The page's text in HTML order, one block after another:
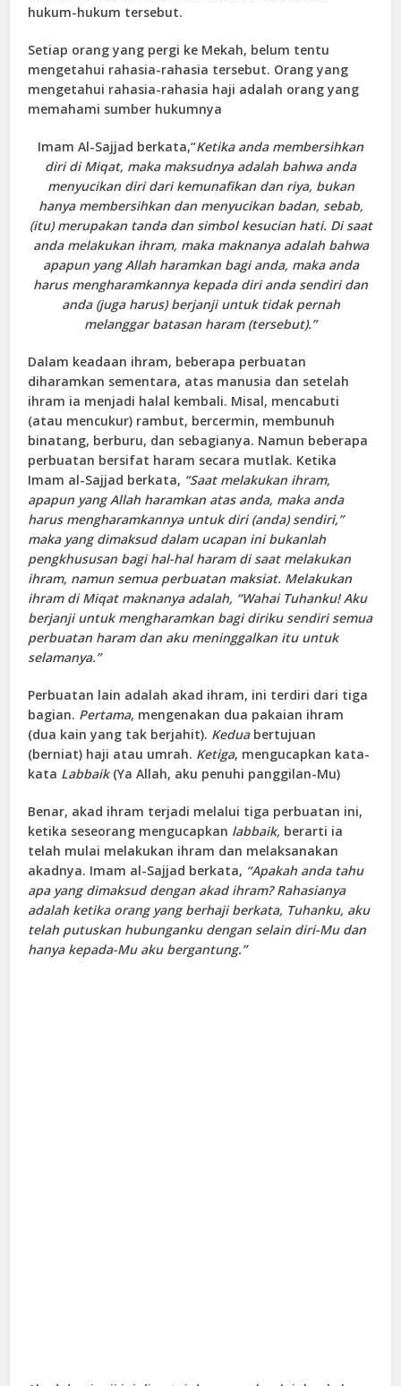
hukum-hukum tersebut.
Setiap orang yang pergi ke Mekah, belum tentu
mengetahui rahasia-rahasia tersebut. Orang yang
mengetahui rahasia-rahasia haji adalah orang yang
memahami sumber hukumnya
Imam Al-Sajjad berkata,“Ketika anda membersihkan
diri di Miqat, maka maksudnya adalah bahwa anda
menyucikan diri dari kemunafikan dan riya, bukan
hanya membersihkan dan menyucikan badan, sebab,
(itu) merupakan tanda dan simbol kesucian hati. Di saat
anda melakukan ihram, maka maknanya adalah bahwa
apapun yang Allah haramkan bagi anda, maka anda
harus mengharamkannya kepada diri anda sendiri dan
anda (juga harus) berjanji untuk tidak pernah
melanggar batasan haram (tersebut).”
Dalam keadaan ihram, beberapa perbuatan
diharamkan sementara, atas manusia dan setelah
ihram ia menjadi halal kembali. Misal, mencabuti
(atau mencukur) rambut, bercermin, membunuh
binatang, berburu, dan sebagianya. Namun beberapa
perbuatan bersifat haram secara mutlak. Ketika
Imam al-Sajjad berkata, “Saat melakukan ihram,
apapun yang Allah haramkan atas anda, maka anda
harus mengharamkannya untuk diri (anda) sendiri,”
maka yang dimaksud dalam ucapan ini bukanlah
pengkhususan bagi hal-hal haram di saat melakukan
ihram, namun semua perbuatan maksiat. Melakukan
ihram di Miqat maknanya adalah, “Wahai Tuhanku! Aku
berjanji untuk mengharamkan bagi diriku sendiri semua
perbuatan haram dan aku meninggalkan itu untuk
selamanya.”
Perbuatan lain adalah akad ihram, ini terdiri dari tiga
bagian. Pertama, mengenakan dua pakaian ihram
(dua kain yang tak berjahit). Keduabertujuan
(berniat) haji atau umrah. Ketiga, mengucapkan kata-
kata Labbaik(Ya Allah, aku penuhi panggilan-Mu)
Benar, akad ihram terjadi melalui tiga perbuatan ini,
ketika seseorang mengucapkan labbaik, berarti ia
telah mulai melakukan ihram dan melaksanakan
akadnya. Imam al-Sajjad berkata, “Apakah anda tahu
apa yang dimaksud dengan akad ihram? Rahasianya
adalah ketika orang yang berhaji berkata, Tuhanku, aku
telah putuskan hubunganku dengan selain diri-Mu dan
hanya kepada-Mu aku bergantung.”